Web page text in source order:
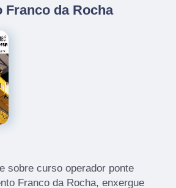
Franco da Rocha
sobre curso operador ponte
Franco da Rocha, enxergue